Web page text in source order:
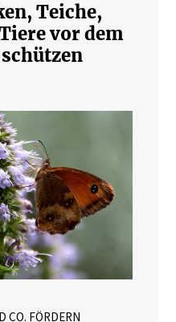
Teiche,
vor dem
CO. FÖRDERN